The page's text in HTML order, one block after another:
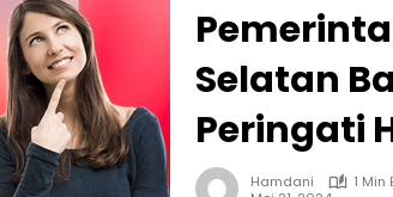
Selatan
Peringati
Hamdani
1 Min